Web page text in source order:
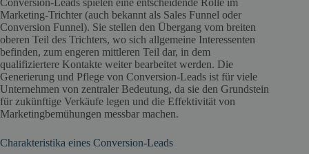
Conversion-Leads spielen eine entscheidende Rolle im
Marketing-Trichter (auch bekannt als Sales Funnel oder
Conversion Funnel). Sie stellen den Übergang vom breiten
oberen Teil des Trichters, wo sich allgemeine Interessenten
befinden, zum engeren mittleren Teil dar, in dem
qualifiziertere Kontakte weiter bearbeitet werden. Die
Generierung und Pflege von Conversion-Leads ist für viele
Unternehmen von zentraler Bedeutung, da sie den Grundstein
für zukünftige Verkäufe legen und die Effektivität von
Marketingbemühungen messbar machen.
Charakteristika eines Conversion-Leads